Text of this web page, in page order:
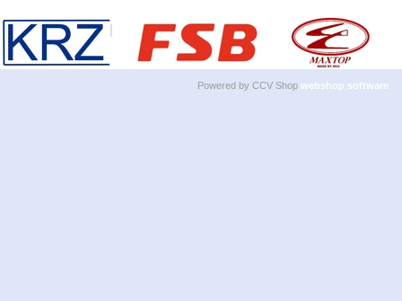
Powered by CCV Shop webshop software